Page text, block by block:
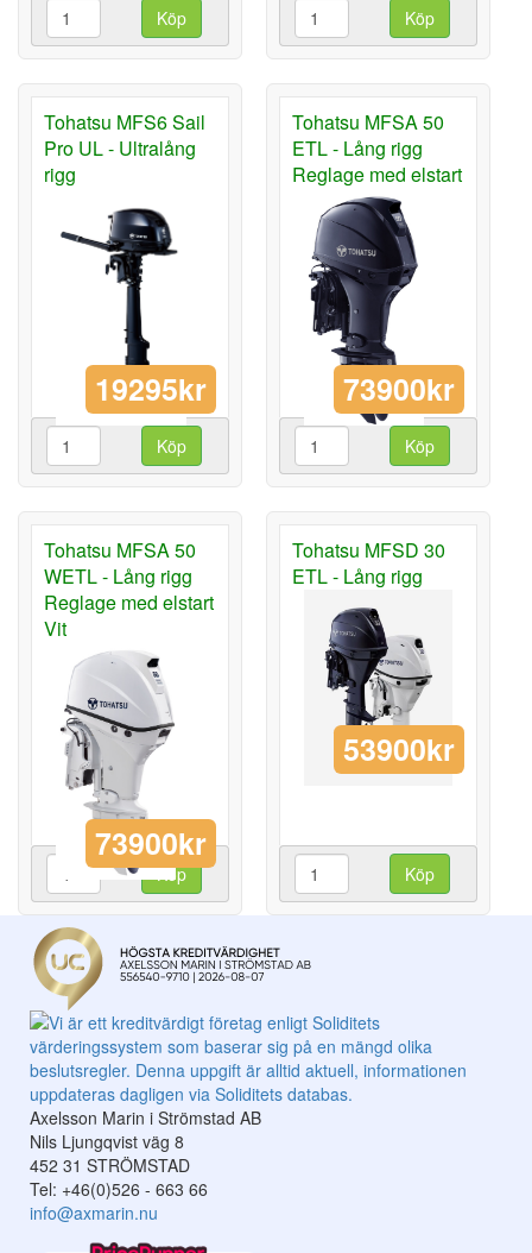
Köp Köp
Tohatsu MFS6 Sail
Pro UL - Ultralång
rigg
19295kr
Köp
Tohatsu MFSA 50
ETL - Lång rigg
Reglage med elstart
73900kr
Köp
Tohatsu MFSA 50
WETL - Lång rigg
Reglage med elstart
Vit
73900kr
Köp
Tohatsu MFSD 30
ETL - Lång rigg
53900kr
Köp
Axelsson Marin i Strömstad AB
Nils Ljungqvist väg 8
452 31 STRÖMSTAD
Tel: +46(0)526 - 663 66
info@axmarin.nu